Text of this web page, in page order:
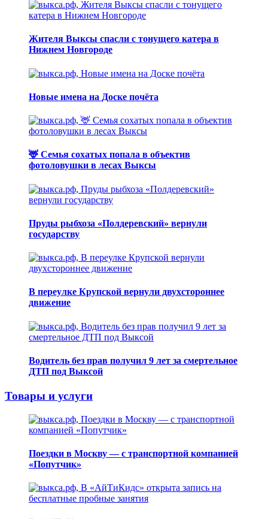
Жителя Выксы спасли с тонущего катера в
Нижнем Новгороде
Новые имена на Доске почёта
🦌 Семья сохатых попала в объектив
фотоловушки в лесах Выксы
Пруды рыбхоза «Полдеревский» вернули
государству
В переулке Крупской вернули двухстороннее
движение
Водитель без прав получил 9 лет за смертельное
ДТП под Выксой
Товары и услуги
Поездки в Москву — с транспортной компанией
«Попутчик»